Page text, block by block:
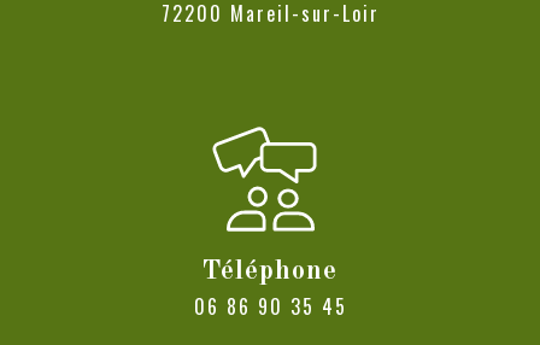
72200 Mareil-sur-Loir
Téléphone
06 86 90 35 45